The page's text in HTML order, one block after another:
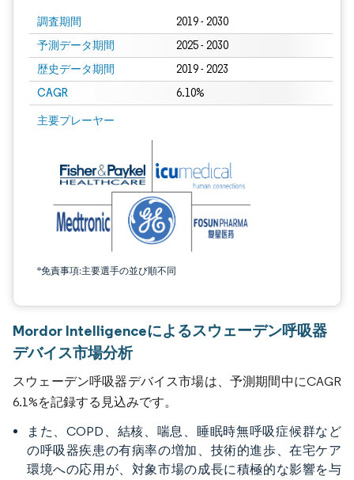
調査期間 2019 - 2030
予測データ期間 2025 - 2030
歴史データ期間 2019 - 2023
CAGR 6.10%
主要プレーヤー
*免責事項:主要選手の並び順不同
Mordor Intelligenceによるスウェーデン呼吸器
デバイス市場分析
スウェーデン呼吸器デバイス市場は、予測期間中にCAGR
6.1%を記録する見込みです。
また、COPD、結核、喘息、睡眠時無呼吸症候群など
の呼吸器疾患の有病率の増加、技術的進歩、在宅ケア
環境への応用が、対象市場の成長に積極的な影響を与